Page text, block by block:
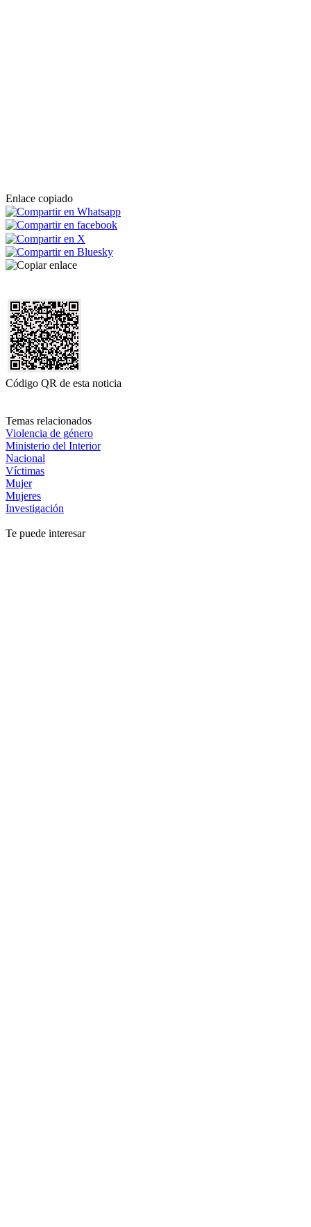
Enlace copiado
Código QR de esta noticia
Temas relacionados
Violencia de género
Ministerio del Interior
Nacional
Víctimas
Mujer
Mujeres
Investigación
Te puede interesar